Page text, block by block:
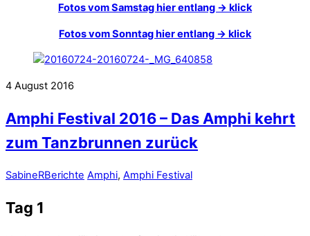
Fotos vom Samstag hier entlang -> klick
Fotos vom Sonntag hier entlang -> klick
4 August 2016
Amphi Festival 2016 – Das Amphi kehrt
zum Tanzbrunnen zurück
SabineRBerichte Amphi, Amphi Festival
Tag 1